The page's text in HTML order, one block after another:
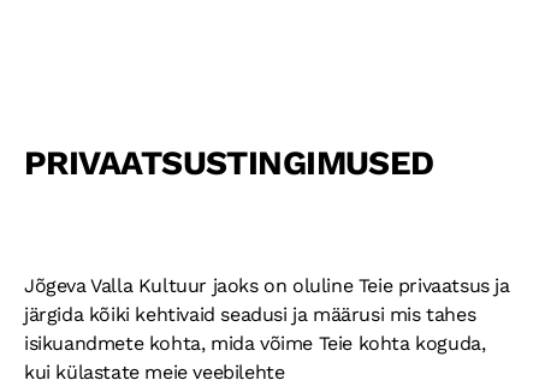
PAUNVERE LAAT
PRIVAATSUSTINGIMUSED
Jõgeva Valla Kultuur jaoks on oluline Teie privaatsus ja
järgida kõiki kehtivaid seadusi ja määrusi mis tahes
isikuandmete kohta, mida võime Teie kohta koguda,
kui külastate meie veebilehte